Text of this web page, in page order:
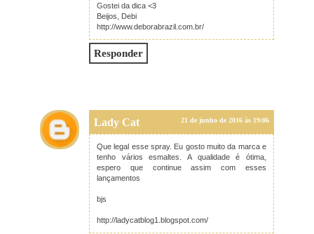
Gostei da dica <3
Beijos, Debi
http://www.deborabrazil.com.br/
Responder
Lady Cat 21 de junho de 2016 às 19:06
Que legal esse spray. Eu gosto muito da marca e
tenho vários esmaltes. A qualidade é ótima,
espero que continue assim com esses
lançamentos
bjs
http://ladycatblog1.blogspot.com/